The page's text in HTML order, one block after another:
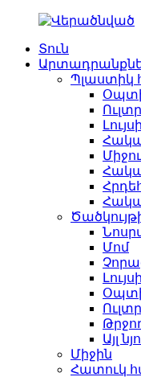
Տուն
Պլաստիկ
Մոմ
Այլ
Միջին
Հատուկ